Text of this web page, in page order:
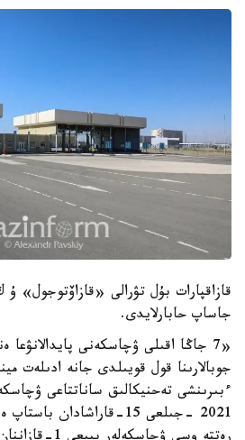
قازاقپارات بۇل تۋرالى
جاساپ حابارلايدى.
«7 جاڭا اقىلى ۋچاسكەنى پايدالانۋعا
جوبالارىنا قول قويىلدى جانە ادىلەت
ءبىرىنشى تەحنيكالىق ساناتتاعى
2021 -جىلعى 15-قاراشادان